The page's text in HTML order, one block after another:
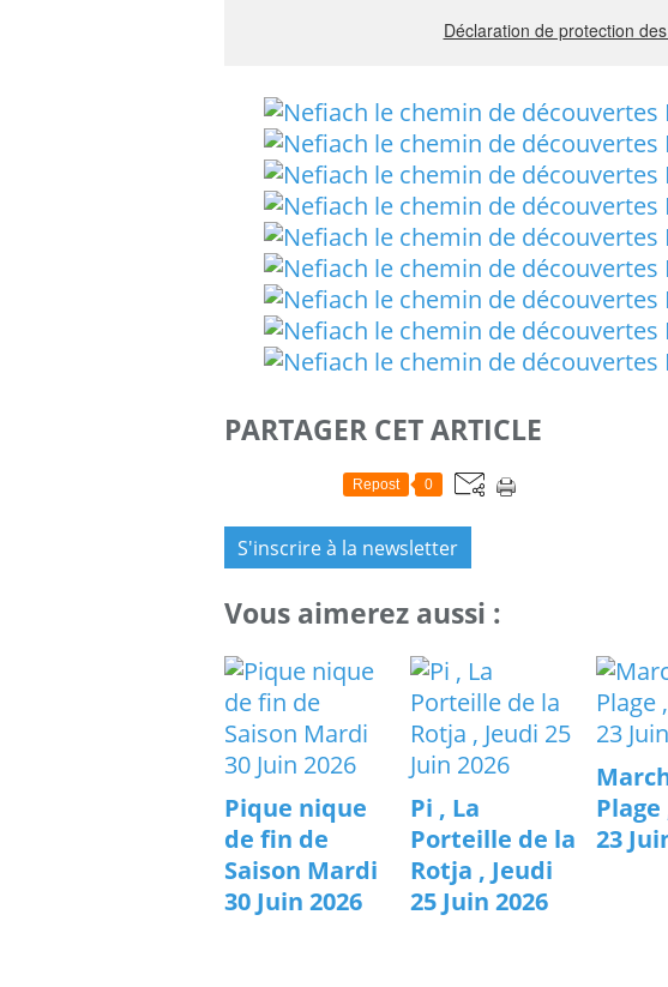
PARTAGER CET ARTICLE
Repost 0
S'inscrire à la newsletter
Vous aimerez aussi :
Pique nique
de fin de
Saison Mardi
30 Juin 2026
Pi , La
Porteille de la
Rotja , Jeudi
25 Juin 2026
23